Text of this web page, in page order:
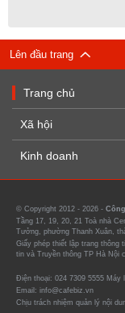
Lên đầu trang
Trang chủ
Xã hội
Kinh doanh
© Copyright 2012 - 2026 -
Tầng 17, 19, 20, 21 Toà nhà
Tưởng, phường Thanh Xuân,
Giấy phép thiết lập trang thông
tin và Truyền thông TP Hà Nội
Điện thoại: 024 7309 5555 Máy
Email: info@cafebiz.vn
Chịu trách nhiệm quản lý nội